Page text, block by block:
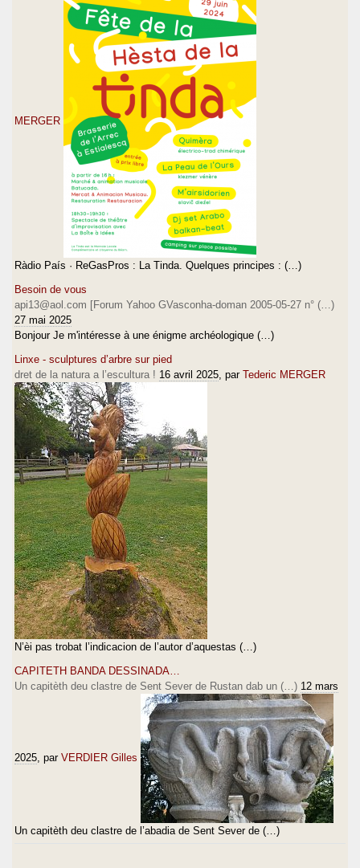
MERGER
Ràdio País · ReGasPros : La Tinda. Quelques principes : (…)
Besoin de vous
api13@aol.com [Forum Yahoo GVasconha-doman 2005-05-27 n° (…)
27 mai 2025
Bonjour Je m'intéresse à une énigme archéologique (…)
Linxe - sculptures d’arbre sur pied
dret de la natura a l’escultura ! 16 avril 2025 , par Tederic MERGER
N’èi pas trobat l’indicacion de l’autor d’aquestas (…)
CAPITETH BANDA DESSINADA…
Un capitèth deu clastre de Sent Sever de Rustan dab un (…) 12 mars
2025 , par VERDIER Gilles
Un capitèth deu clastre de l’abadia de Sent Sever de (…)